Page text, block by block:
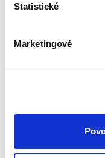
Statistické
Marketingové
Jaroslav Schönfeld
skutečnosti